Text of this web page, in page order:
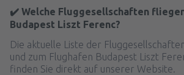
✔️ Welche Fluggesellschaften
Budapest Liszt Ferenc?
Die aktuelle Liste der
und zum Flughafen Budapest Liszt
finden Sie direkt auf unserer Website.